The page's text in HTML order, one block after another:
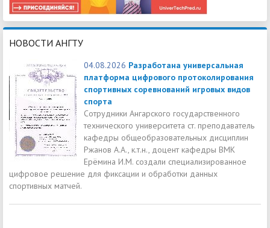
НОВОСТИ АНГТУ
04.08.2026 Разработана универсальная
платформа цифрового протоколирования
спортивных соревнований игровых видов
спорта
Сотрудники Ангарского государственного
технического университета ст. преподаватель
кафедры общеобразовательных дисциплин
Ржанов А.А., к.т.н., доцент кафедры ВМК
Ерёмина И.М. создали специализированное
цифровое решение для фиксации и обработки данных
спортивных матчей.